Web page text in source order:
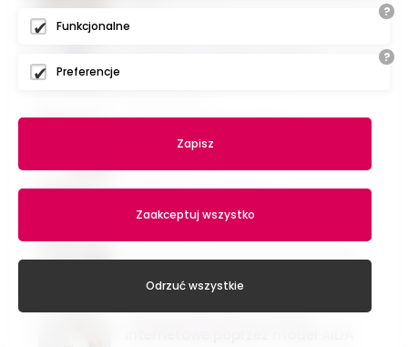
14 wrzesień 2022
responsywne i mobilne?
10 lipiec 2022
10 lipiec 2022
Czym jest zarządzanie domeną?
27 styczeń 2021
Tworzenie treści na strony
?
Funkcjonalne
?
Preferencje
Zapisz
Zaakceptuj wszystko
Odrzuć wszystkie